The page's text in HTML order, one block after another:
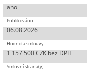
ano
06.08.2026
1 157 500 CZK bez DPH